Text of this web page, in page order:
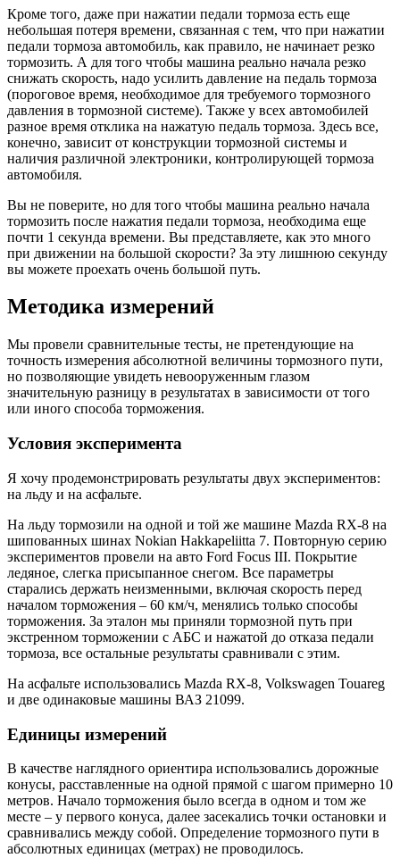
Кроме того, даже при нажатии педали тормоза есть еще
небольшая потеря времени, связанная с тем, что при нажатии
педали тормоза автомобиль, как правило, не начинает резко
тормозить. А для того чтобы машина реально начала резко
снижать скорость, надо усилить давление на педаль тормоза
(пороговое время, необходимое для требуемого тормозного
давления в тормозной системе). Также у всех автомобилей
разное время отклика на нажатую педаль тормоза. Здесь все,
конечно, зависит от конструкции тормозной системы и
наличия различной электроники, контролирующей тормоза
автомобиля.
Вы не поверите, но для того чтобы машина реально начала
тормозить после нажатия педали тормоза, необходима еще
почти 1 секунда времени. Вы представляете, как это много
при движении на большой скорости? За эту лишнюю секунду
вы можете проехать очень большой путь.
Методика измерений
Мы провели сравнительные тесты, не претендующие на
точность измерения абсолютной величины тормозного пути,
но позволяющие увидеть невооруженным глазом
значительную разницу в результатах в зависимости от того
или иного способа торможения.
Условия эксперимента
Я хочу продемонстрировать результаты двух экспериментов:
на льду и на асфальте.
На льду тормозили на одной и той же машине Mazda RX-8 на
шипованных шинах Nokian Hakkapeliitta 7. Повторную серию
экспериментов провели на авто Ford Focus III. Покрытие
ледяное, слегка присыпанное снегом. Все параметры
старались держать неизменными, включая скорость перед
началом торможения – 60 км/ч, менялись только способы
торможения. За эталон мы приняли тормозной путь при
экстренном торможении с АБС и нажатой до отказа педали
тормоза, все остальные результаты сравнивали с этим.
На асфальте использовались Mazda RX-8, Volkswagen Touareg
и две одинаковые машины ВАЗ 21099.
Единицы измерений
В качестве наглядного ориентира использовались дорожные
конусы, расставленные на одной прямой с шагом примерно 10
метров. Начало торможения было всегда в одном и том же
месте – у первого конуса, далее засекались точки остановки и
сравнивались между собой. Определение тормозного пути в
абсолютных единицах (метрах) не проводилось.